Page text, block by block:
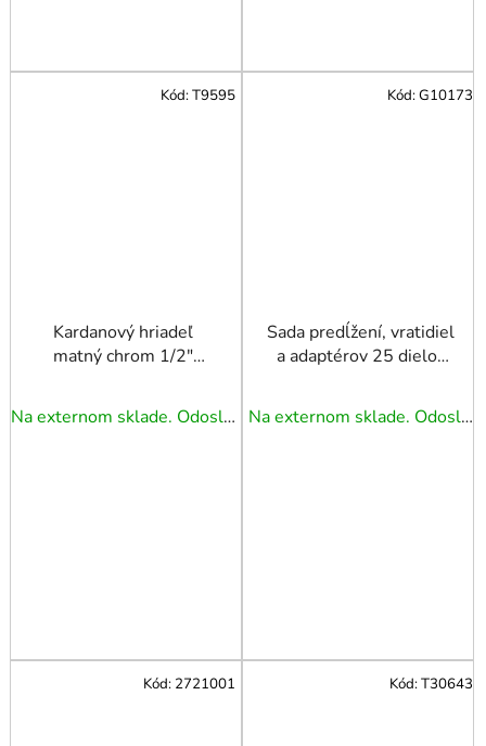
Kardanový hriadeľ
matný chrom 1/2"
Na externom sklade. Odoslanie 3 - 5 prac. dní.
Kód:T9595
Sada predĺžení, vratidiel
a adaptérov 25 dielov
Na externom sklade. Odoslanie 3 - 5 prac. dní.
Kód:G10173
Kód: 2721001 Kód:T30643